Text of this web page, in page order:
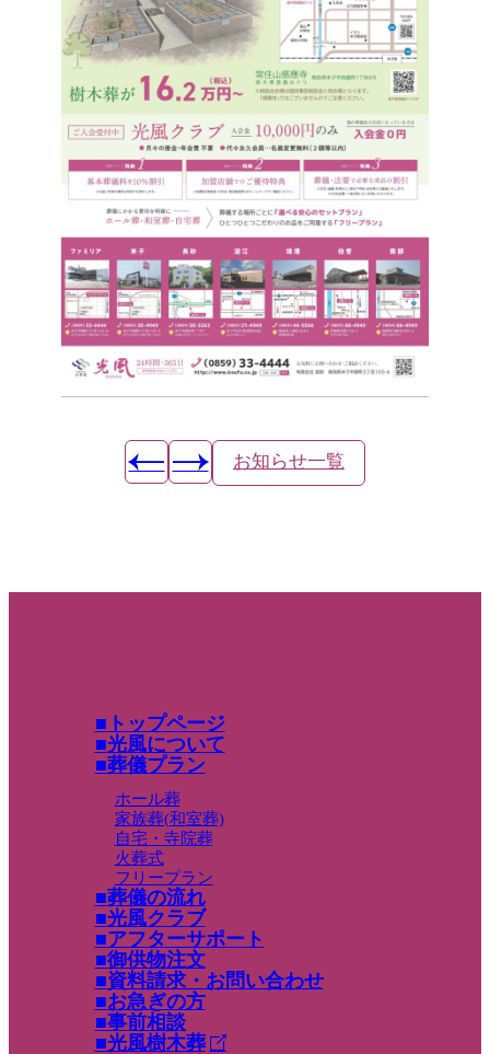
お知らせ一覧
トップページ
光風について
葬儀プラン
ホール葬
家族葬(和室葬)
自宅・寺院葬
火葬式
フリープラン
葬儀の流れ
光風クラブ
アフターサポート
御供物注文
資料請求・お問い合わせ
お急ぎの方
事前相談
光風樹木葬